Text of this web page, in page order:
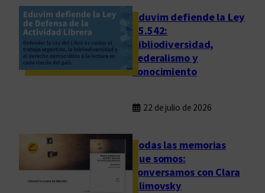
Eduvim defiende la Ley
25.542:
bibliodiversidad,
federalismo y
conocimiento
22 de julio de 2026
Todas las memorias
que somos:
conversamos con Clara
Klimovsky